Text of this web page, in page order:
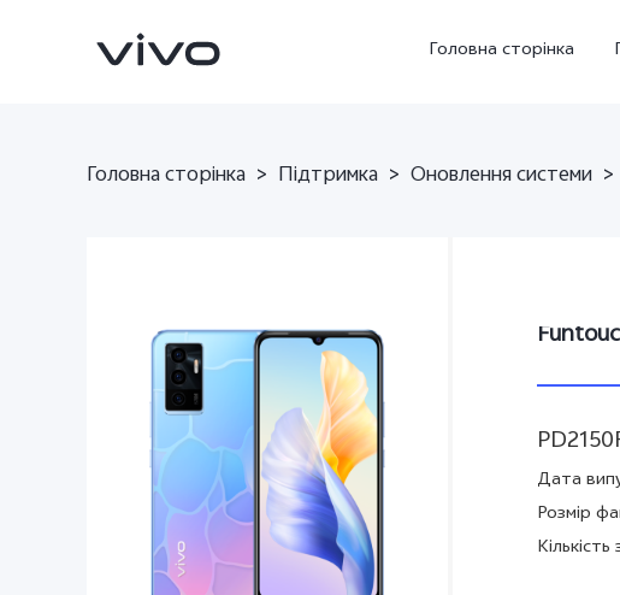
Головна сторінка
V23 5G V23e
Головна сторінка > Підтримка > Оновлення системи >
Дата
Розмір